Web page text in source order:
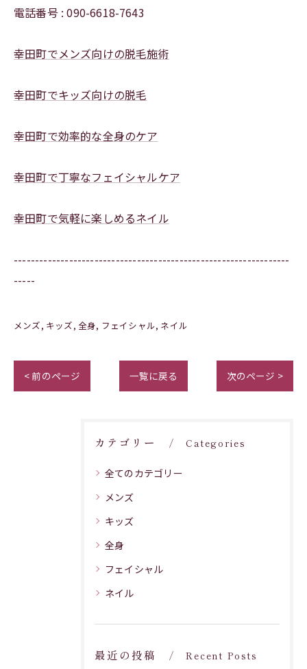
電話番号 : 090-6618-7643
幸田町でメンズ向けの脱毛施術
幸田町でキッズ向けの脱毛
幸田町で効率的な全身のケア
幸田町で丁寧なフェイシャルケア
幸田町で気軽に楽しめるネイル
-----------------------------------------------------------------
-----
メンズ キッズ 全身 フェイシャル ネイル
< 前のページ 一覧に戻る 次のページ >
カテゴリー Categories
全てのカテゴリー
メンズ
キッズ
全身
フェイシャル
ネイル
最近の投稿 Recent Posts